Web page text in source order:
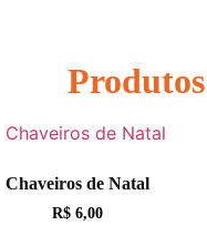
Chaveiros de Natal
R$6,00